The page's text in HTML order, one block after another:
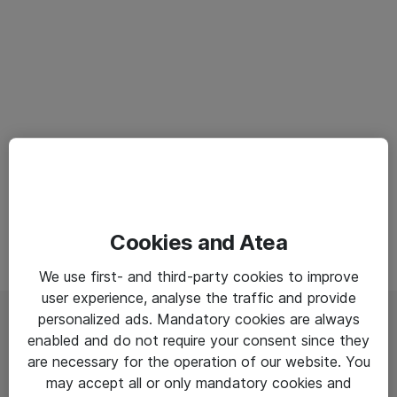
Vi præsenterer dig for
Cookies and Atea
We use first- and third-party cookies to improve
user experience, analyse the traffic and provide
personalized ads. Mandatory cookies are always
enabled and do not require your consent since they
are necessary for the operation of our website. You
may accept all or only mandatory cookies and